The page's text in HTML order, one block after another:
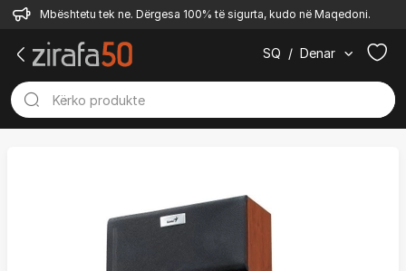
Mbështetu tek ne. Dërgesa 100% të sigurta, kudo në Maqedoni.
SQ / Denar